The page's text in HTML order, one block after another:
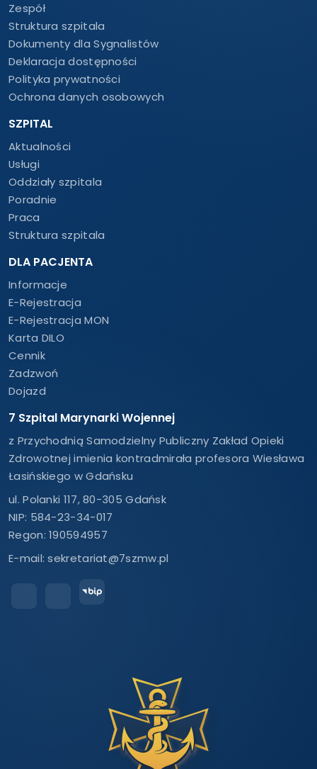
Zespół
Struktura szpitala
Dokumenty dla Sygnalistów
Deklaracja dostępności
Polityka prywatności
Ochrona danych osobowych
SZPITAL
Aktualności
Usługi
Oddziały szpitala
Poradnie
Praca
Struktura szpitala
DLA PACJENTA
Informacje
E-Rejestracja
E-Rejestracja MON
Karta DILO
Cennik
Zadzwoń
Dojazd
7 Szpital Marynarki Wojennej
z Przychodnią Samodzielny Publiczny Zakład Opieki
Zdrowotnej imienia kontradmirała profesora Wiesława
Łasińskiego w Gdańsku
ul. Polanki 117, 80-305 Gdańsk
NIP: 584-23-34-017
Regon: 190594957
E-mail:sekretariat@7szmw.pl